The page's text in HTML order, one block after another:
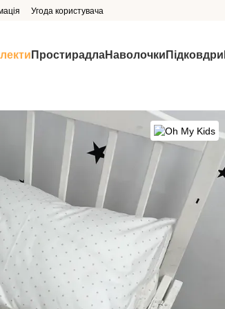
Угода користувача
ПростирадлаНаволочки Підковдри